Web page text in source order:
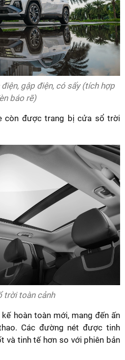
gập điện, có sấy (tích hợp
báo rẽ)
còn được trang bị cửa sổ trời
trời toàn cảnh
hoàn toàn mới, mang đến ấn
Các đường nét được tinh
và tinh tế hơn so với phiên bản